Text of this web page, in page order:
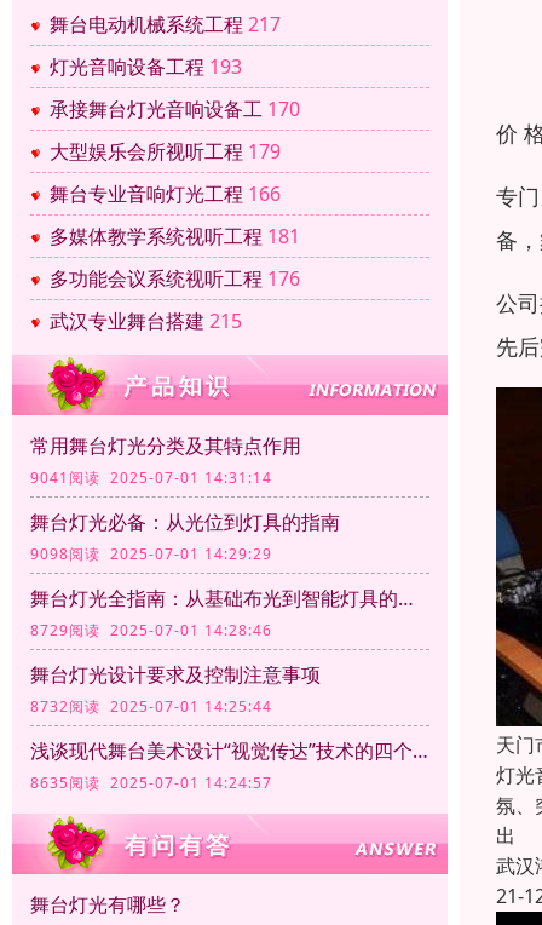
舞台电动机械系统工程 217
灯光音响设备工程 193
承接舞台灯光音响设备工 170
大型娱乐会所视听工程 179
舞台专业音响灯光工程 166
多媒体教学系统视听工程 181
多功能会议系统视听工程 176
武汉专业舞台搭建 215
常用舞台灯光分类及其特点作用
9041阅读 2025-07-01 14:31:14
舞台灯光必备：从光位到灯具的指南
9098阅读 2025-07-01 14:29:29
舞台灯光全指南：从基础布光到智能灯具的应用
8729阅读 2025-07-01 14:28:46
舞台灯光设计要求及控制注意事项
8732阅读 2025-07-01 14:25:44
浅谈现代舞台美术设计“视觉传达”技术的四个方面
8635阅读 2025-07-01 14:24:57
舞台灯光有哪些？
价
专
备
公
先
天门
灯光
氛、
出
武汉
21-